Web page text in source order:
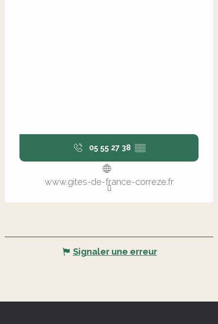
05 55 27 38 ▒▒
www.gites-de-france-correze.fr
Signaler une erreur